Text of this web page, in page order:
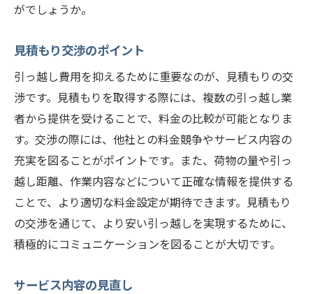
がでしょうか。
見積もり交渉のポイント
引っ越し費用を抑えるために重要なのが、見積もりの交
渉です。見積もりを取得する際には、複数の引っ越し業
者から提供を受けることで、料金の比較が可能となりま
す。交渉の際には、他社との料金競争やサービス内容の
充実を図ることがポイントです。また、荷物の量や引っ
越し距離、作業内容などについて正確な情報を提供する
ことで、より適切な料金設定が期待できます。見積もり
の交渉を通じて、より安い引っ越しを実現するために、
積極的にコミュニケーションを図ることが大切です。
サービス内容の見直し